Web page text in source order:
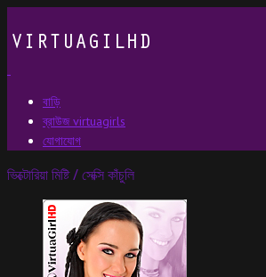
বাড়ি
ব্রাউজ virtuagirls
যোগাযোগ
ভিক্টোরিয়া মিষ্টি / সেক্সি কাঁচুলি